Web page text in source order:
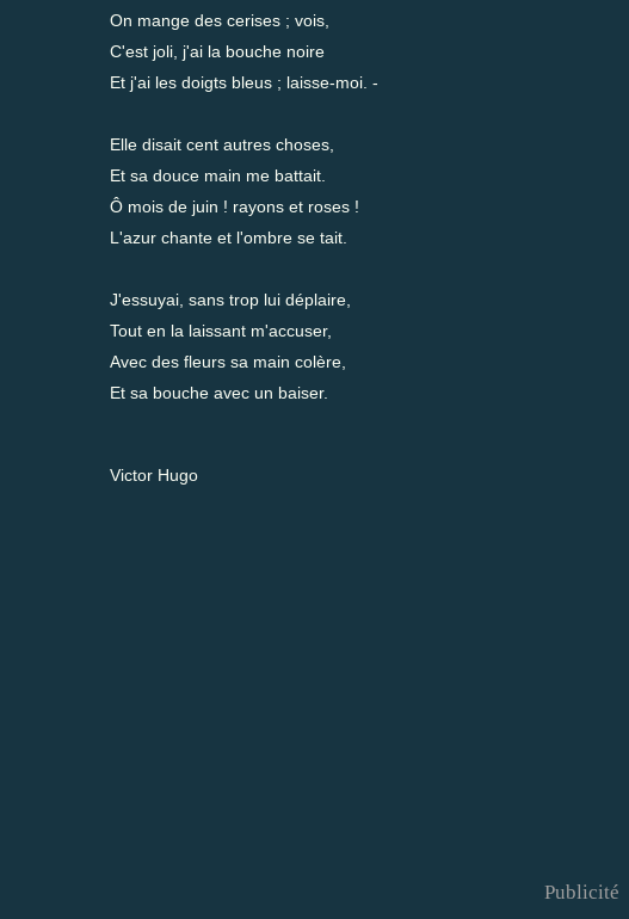
On mange des cerises ; vois,
C'est joli, j'ai la bouche noire
Et j'ai les doigts bleus ; laisse-moi. -
Elle disait cent autres choses,
Et sa douce main me battait.
Ô mois de juin ! rayons et roses !
L'azur chante et l'ombre se tait.
J'essuyai, sans trop lui déplaire,
Tout en la laissant m'accuser,
Avec des fleurs sa main colère,
Et sa bouche avec un baiser.
Victor Hugo
Publicité